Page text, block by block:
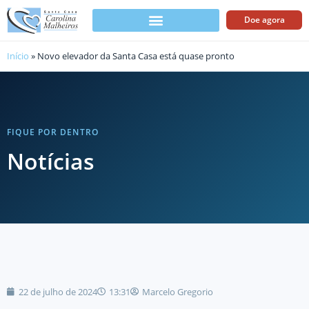
Doe agora
Início » Novo elevador da Santa Casa está quase pronto
FIQUE POR DENTRO
Notícias
22 de julho de 2024 13:31 Marcelo Gregorio